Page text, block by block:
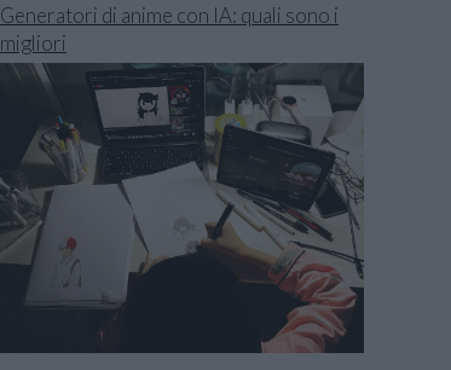
Generatori di anime con IA: quali sono i
migliori